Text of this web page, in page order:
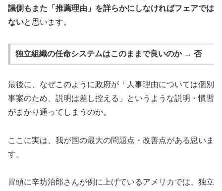
議側もまた「推薦理由」を詳らかにしなければフェアでは
ないと思います。
独立組織の任命システムはこのままで良いのか → 否
最後に、なぜこのように政府が「人事理由については個別
事案のため、説明は差し控える」というような説明・慣習
がまかり通ってしまうのか。
ここに実は、我が国の最大の問題点・改善点がある思いま
す。
冒頭に辛坊治郎さんが例に上げているアメリカでは、独立